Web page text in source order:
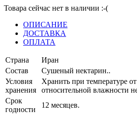
Товара сейчас нет в наличии :-(
ОПИСАНИЕ
ДОСТАВКА
ОПЛАТА
Страна
Иран
Состав
Сушеный нектарин..
Условия
хранения
Хранить при температуре
относительной влажности
Срок
годности
12 месяцев.